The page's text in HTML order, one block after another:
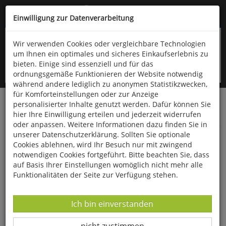
Kompletten Head der Seite überspringen
oder (06766) 9323-960
Startseite Bücher Quelle & Meyer Verlag
Fauna
Jagd
BLASE - Die Jägerprüfung
Einwilligung zur Datenverarbeitung
Wir verwenden Cookies oder vergleichbare Technologien
um Ihnen ein optimales und sicheres Einkaufserlebnis zu
bieten. Einige sind essenziell und für das
ordnungsgemäße Funktionieren der Website notwendig
während andere lediglich zu anonymen Statistikzwecken,
für Komforteinstellungen oder zur Anzeige
personalisierter Inhalte genutzt werden. Dafür können Sie
hier Ihre Einwilligung erteilen und jederzeit widerrufen
oder anpassen. Weitere Informationen dazu finden Sie in
unserer Datenschutzerklärung. Sollten Sie optionale
Cookies ablehnen, wird Ihr Besuch nur mit zwingend
notwendigen Cookies fortgeführt. Bitte beachten Sie, dass
auf Basis Ihrer Einstellungen womöglich nicht mehr alle
Funktionalitäten der Seite zur Verfügung stehen.
Datenverarbeitung -
Ich bin einverstanden